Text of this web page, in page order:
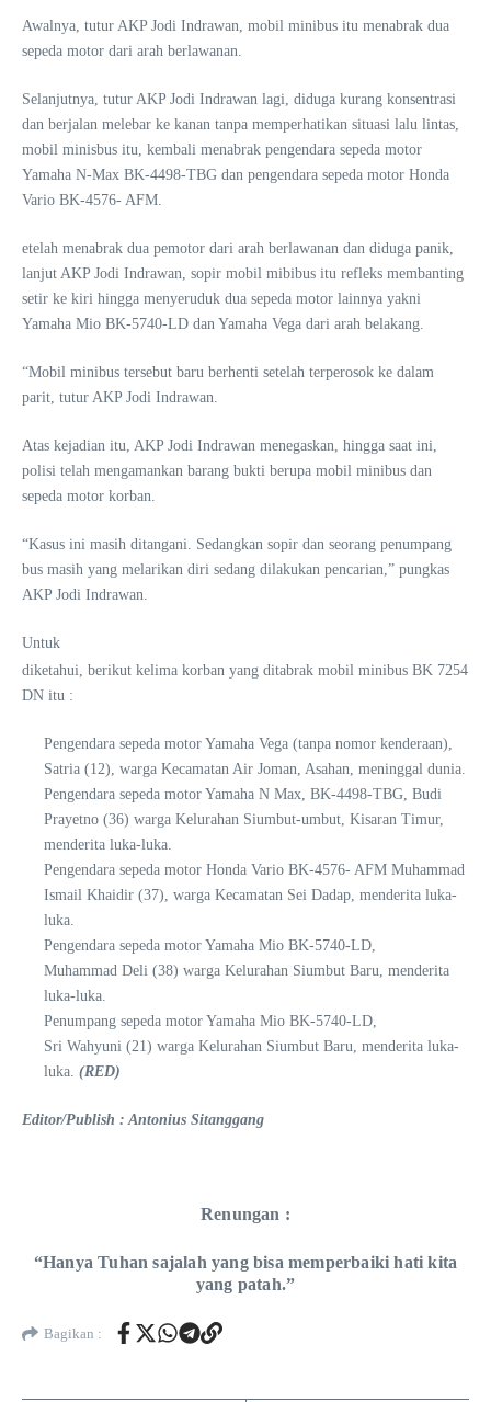
Awalnya, tutur AKP Jodi Indrawan, mobil minibus itu menabrak dua
sepeda motor dari arah berlawanan.
Selanjutnya, tutur AKP Jodi Indrawan lagi, diduga kurang konsentrasi
dan berjalan melebar ke kanan tanpa memperhatikan situasi lalu lintas,
mobil minisbus itu, kembali menabrak pengendara sepeda motor
Yamaha N-Max BK-4498-TBG dan pengendara sepeda motor Honda
Vario BK-4576- AFM.
etelah menabrak dua pemotor dari arah berlawanan dan diduga panik,
lanjut AKP Jodi Indrawan, sopir mobil mibibus itu refleks membanting
setir ke kiri hingga menyeruduk dua sepeda motor lainnya yakni
Yamaha Mio BK-5740-LD dan Yamaha Vega dari arah belakang.
“Mobil minibus tersebut baru berhenti setelah terperosok ke dalam
parit, tutur AKP Jodi Indrawan.
Atas kejadian itu, AKP Jodi Indrawan menegaskan, hingga saat ini,
polisi telah mengamankan barang bukti berupa mobil minibus dan
sepeda motor korban.
“Kasus ini masih ditangani. Sedangkan sopir dan seorang penumpang
bus masih yang melarikan diri sedang dilakukan pencarian,” pungkas
AKP Jodi Indrawan.
Untuk
diketahui, berikut kelima korban yang ditabrak mobil minibus BK 7254
DN itu :
Pengendara sepeda motor Yamaha Vega (tanpa nomor kenderaan),
Satria (12), warga Kecamatan Air Joman, Asahan, meninggal dunia.
Pengendara sepeda motor Yamaha N Max, BK-4498-TBG, Budi
Prayetno (36) warga Kelurahan Siumbut-umbut, Kisaran Timur,
menderita luka-luka.
Pengendara sepeda motor Honda Vario BK-4576- AFM Muhammad
Ismail Khaidir (37), warga Kecamatan Sei Dadap, menderita luka-
luka.
Pengendara sepeda motor Yamaha Mio BK-5740-LD,
Muhammad Deli (38) warga Kelurahan Siumbut Baru, menderita
luka-luka.
Penumpang sepeda motor Yamaha Mio BK-5740-LD,
Sri Wahyuni (21) warga Kelurahan Siumbut Baru, menderita luka-
luka. (RED)
Editor/Publish : Antonius Sitanggang
Renungan :
“Hanya Tuhan sajalah yang bisa memperbaiki hati kita
yang patah.”
Bagikan :